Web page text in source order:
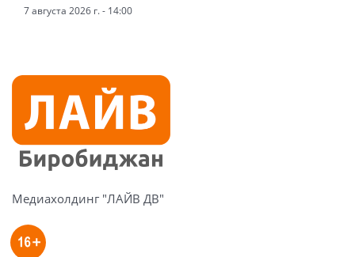
7 августа 2026 г. - 14:00
Медиахолдинг "ЛАЙВ ДВ"